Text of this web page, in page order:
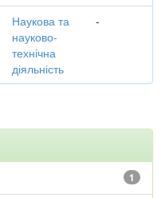
Наукова та
науково-
технічна
діяльність
-
1